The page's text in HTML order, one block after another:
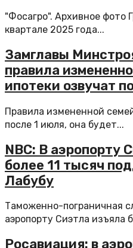
"Фосагро". Архивное фото
квартале 2025 года...
Замглавы
правила
ипотеки озвучат
Правила измененной
после 1 июля, она будет...
NBC: В аэропорту
более 11 тысяч
Лабубу
Таможенно-пограничная
аэропорту Сиэтла изъяла
Росавиация: в